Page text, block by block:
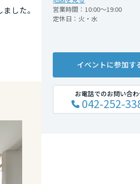
した。
営業時間：10:00～19:00
定休日：火・水
イベントに参加す
お電話でのお問い合
042-252-